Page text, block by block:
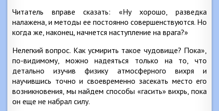
Читатель вправе сказать: «Ну хорошо, разведка
налажена, и методы ее постоянно совершенствуются. Но
когда же, наконец, начнется наступление на врага?»
Нелегкий вопрос. Как усмирить такое чудовище? Пока»,
по-видимому, можно надеяться только на то, что
детально изучив физику атмосферного вихря и
научившись точно и своевременно засекать место его
возникновения, мы найдем способы «гасить» вихрь, пока
он еще не набрал силу.